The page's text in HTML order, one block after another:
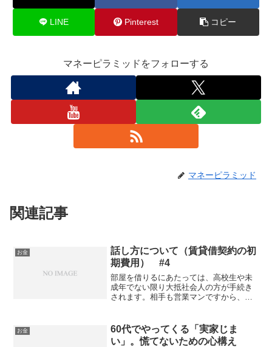
LINE Pinterest コピー
マネーピラミッドをフォローする
マネーピラミッド
関連記事
お金
話し方について（賃貸借契約の初
期費用） #4
部屋を借りるにあたっては、高校生や未
成年でない限り大抵社会人の方が手続き
されます。相手も営業マンですから、話
ると、どのような人間なのか判断され見
抜かれてしまいます。 ま...
お金
60代でやってくる「実家じま
い」。慌てないための心構え